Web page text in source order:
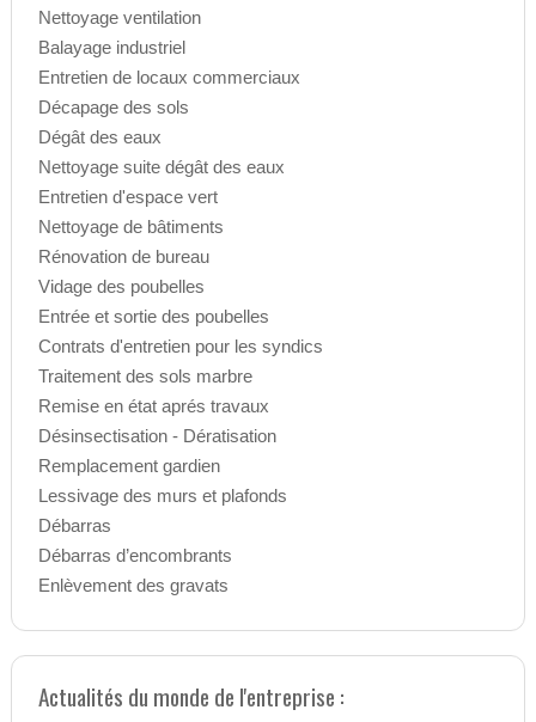
Nettoyage ventilation
Balayage industriel
Entretien de locaux commerciaux
Décapage des sols
Dégât des eaux
Nettoyage suite dégât des eaux
Entretien d'espace vert
Nettoyage de bâtiments
Rénovation de bureau
Vidage des poubelles
Entrée et sortie des poubelles
Contrats d'entretien pour les syndics
Traitement des sols marbre
Remise en état aprés travaux
Désinsectisation - Dératisation
Remplacement gardien
Lessivage des murs et plafonds
Débarras
Débarras d’encombrants
Enlèvement des gravats
Actualités du monde de l'entreprise :